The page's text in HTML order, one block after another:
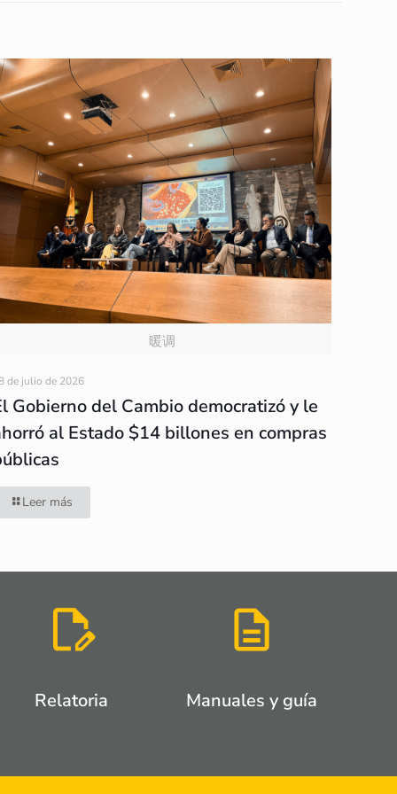
暖调
de julio de 2026
Gobierno del Cambio democratizó y le
al Estado $14 billones en compras
Leer más
Relatoria Manuales y guía